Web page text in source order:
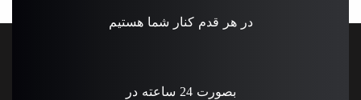
در هر قدم کنار شما هستیم
بصورت 24 ساعته در